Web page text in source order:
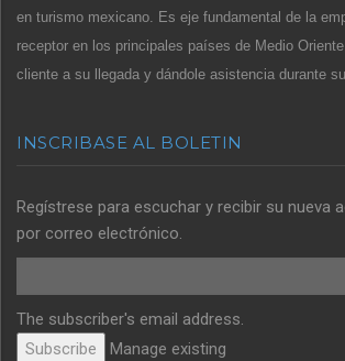
en turismo mexicano. Es eje fundamental de la
receptor en los principales países de Medio
cliente a su llegada y dándole asistencia durante
INSCRIBASE AL BOLETIN
Regístrese para escuchar y recibir su nueva
por correo electrónico.
The subscriber's email address.
Manage existing